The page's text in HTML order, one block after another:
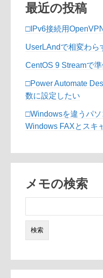
最近の投稿
□IPv6接続用
UserLAndで相変わら
CentOS 9 Streamで
□Power Automate
数に設定したい
□Windowsを違うパ
Windows FAXとスキ
メモの検索
索: